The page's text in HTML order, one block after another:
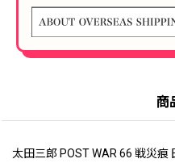
商
太田三郎 POST WAR 66 戦災痕